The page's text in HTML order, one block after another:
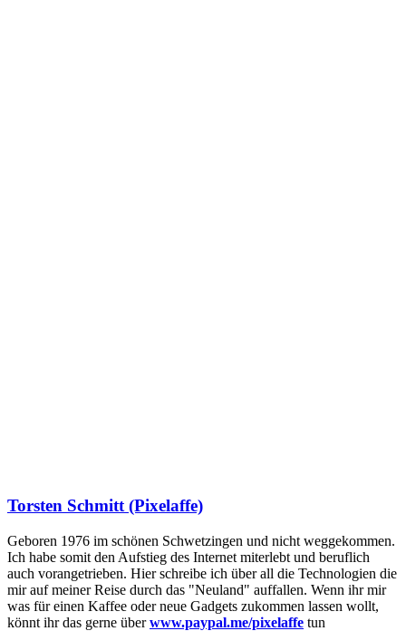
Torsten Schmitt (Pixelaffe)
Geboren 1976 im schönen Schwetzingen und nicht weggekommen.
Ich habe somit den Aufstieg des Internet miterlebt und beruflich
auch vorangetrieben. Hier schreibe ich über all die Technologien die
mir auf meiner Reise durch das "Neuland" auffallen. Wenn ihr mir
was für einen Kaffee oder neue Gadgets zukommen lassen wollt,
könnt ihr das gerne überwww.paypal.me/pixelaffe tun